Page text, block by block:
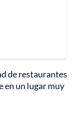
de restaurantes
en un lugar muy